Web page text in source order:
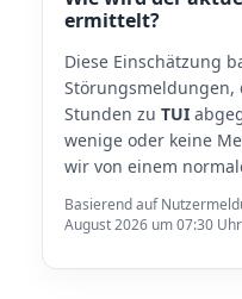
ermittelt?
Diese Einschätzung
Störungsmeldungen,
Stunden zu TUI
wenige oder keine
wir von einem
Basierend auf
August 2026 um 07:30 Uhr